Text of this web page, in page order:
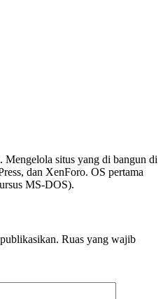
situs yang di bangun di
dan XenForo. OS pertama
MS-DOS).
Ruas yang wajib